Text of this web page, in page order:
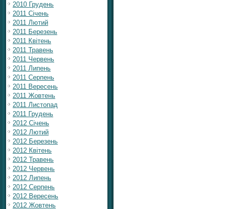
2010 Грудень
2011 Січень
2011 Лютий
2011 Березень
2011 Квітень
2011 Травень
2011 Червень
2011 Липень
2011 Серпень
2011 Вересень
2011 Жовтень
2011 Листопад
2011 Грудень
2012 Січень
2012 Лютий
2012 Березень
2012 Квітень
2012 Травень
2012 Червень
2012 Липень
2012 Серпень
2012 Вересень
2012 Жовтень